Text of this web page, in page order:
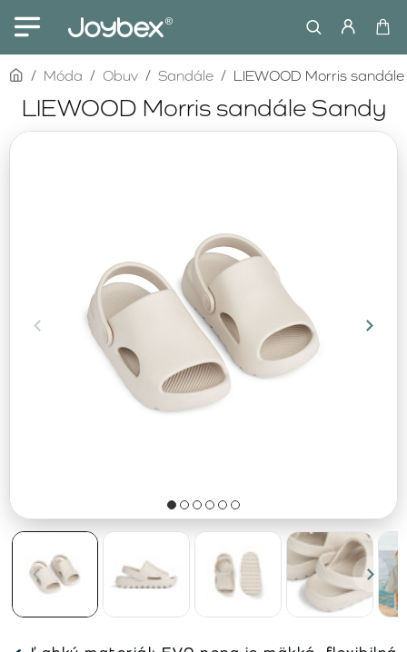
LIEWOOD Morris sandále Sandy
homeMóda Obuv Sandále LIEWOOD Morris